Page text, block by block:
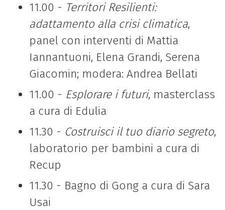
11.00 - Territori Resilienti:
adattamento alla crisi climatica,
panel con interventi di Mattia
Iannantuoni, Elena Grandi, Serena
Giacomin; modera: Andrea Bellati
11.00 - Esplorare i futuri, masterclass
a cura di Edulia
11.30 - Costruisci il tuo diario segreto,
laboratorio per bambini a cura di
Recup
11.30 - Bagno di Gong a cura di Sara
Usai